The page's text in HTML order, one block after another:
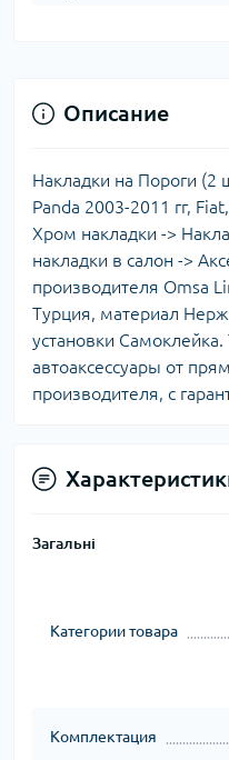
Описание
Накладки на Пороги (2
Panda 2003-2011 гг,
Хром накладки ->
накладки в салон ->
производителя Omsa
Турция, материал
установки
автоаксессуары от
производителя, с
Загальні
Категории товара
Комплектация